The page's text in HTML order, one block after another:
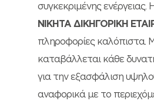
συγκεκριμένης ενέργειας.
ΝΙΚΗΤΑ ΔΙΚΗΓΟΡΙΚΗ
πληροφορίες καλόπιστα.
καταβάλλεται κάθε
για την εξασφάλιση
αναφορικά με το